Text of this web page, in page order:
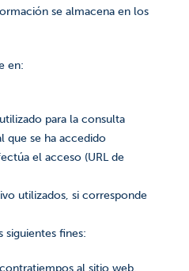
se almacena en los
en:
para la consulta
que se ha accedido
el acceso (URL de
utilizados, si corresponde
siguientes fines:
al sitio web,